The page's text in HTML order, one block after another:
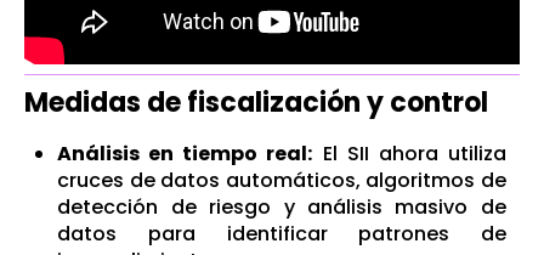
Medidas de fiscalización y control
Análisis en tiempo real: El SII ahora utiliza
cruces de datos automáticos, algoritmos de
detección de riesgo y análisis masivo de
datos para identificar patrones de